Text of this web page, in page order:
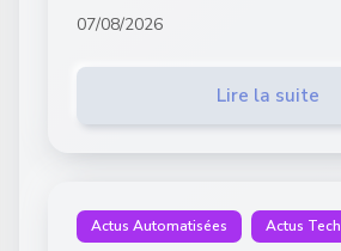
07/08/2026
Lire la suite
Actus Automatisées Actus Tech